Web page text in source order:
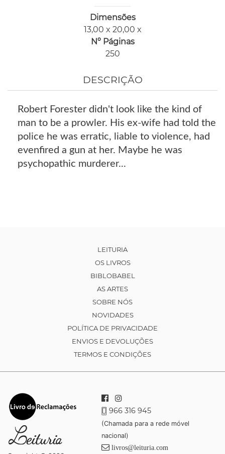
Dimensões
13,00 x 20,00 x
Nº Páginas
250
DESCRIÇÃO
Robert Forester didn't look like the kind of
man to be a prowler. His ex-wife had told the
police he was erratic, liable to violence, had
evenfired a gun at her. Maybe he was
psychopathic murderer...
LEITURIA
OS LIVROS
BIBLOBABEL
AS ARTES
SOBRE NÓS
NOVIDADES
POLÍTICA DE PRIVACIDADE
ENVIOS E DEVOLUÇÕES
TERMOS E CONDIÇÕES
966 316 945
(Chamada para a rede móvel
nacional)
livros@leituria.com